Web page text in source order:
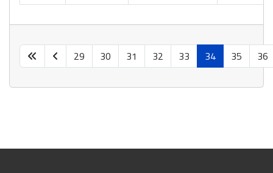
29 30 31 32 33 34 35 36